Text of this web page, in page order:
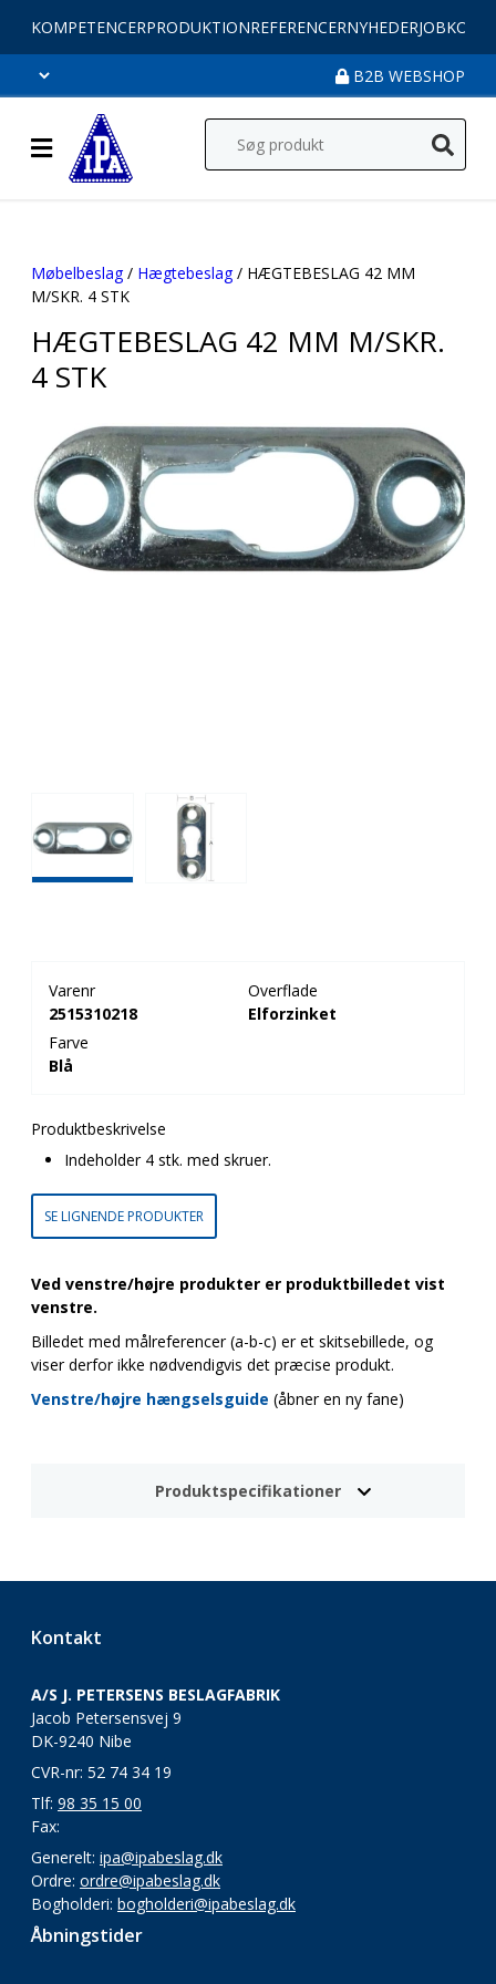
KOMPETENCERPRODUKTIONREFERENCERNYHEDERJOB
B2B WEBSHOP
Møbelbeslag/ Hægtebeslag/ HÆGTEBESLAG 42 MM
M/SKR. 4 STK
HÆGTEBESLAG 42 MM M/SKR.
4 STK
Varenr
2515310218
Overflade
Elforzinket
Farve
Blå
Produktbeskrivelse
Indeholder 4 stk. med skruer.
SE LIGNENDE PRODUKTER
Ved venstre/højre produkter er produktbilledet vist
venstre.
Billedet med målreferencer (a-b-c) er et skitsebillede, og
viser derfor ikke nødvendigvis det præcise produkt.
Venstre/højre hængselsguide (åbner en ny fane)
Produktspecifikationer
Kontakt
A/S J. PETERSENS BESLAGFABRIK
Jacob Petersensvej 9
DK-9240 Nibe
CVR-nr: 52 74 34 19
Tlf: 98 35 15 00
Fax:
Generelt: ipa@ipabeslag.dk
Ordre: ordre@ipabeslag.dk
Bogholderi: bogholderi@ipabeslag.dk
Åbningstider